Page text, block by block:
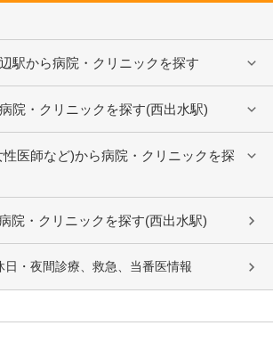
駅から病院・クリニックを探す
院・クリニックを探す(西出水駅)
医師など)から病院・クリニックを探
院・クリニックを探す(西出水駅)
日・夜間診療、救急、当番医情報